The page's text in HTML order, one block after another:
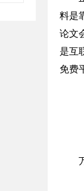
料是
论文
是互
免费